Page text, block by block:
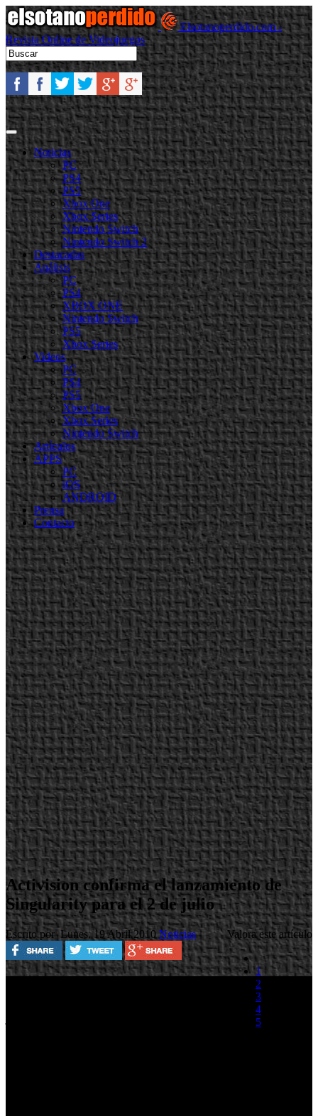
Elsotanoperdido.com -
Revista Online de Videojuegos
Noticias
PC
PS4
PS5
Xbox One
Xbox Series
Nintendo Switch
Nintendo Switch 2
Destacadas
Análisis
PC
PS4
XBOX ONE
Nintendo Switch
PS5
Xbox Series
Videos
PC
PS4
PS5
Xbox One
Xbox Series
Nintendo Switch
Artículos
APPS
PC
iOS
ANDROID
Prensa
Contacto
Activision confirma el lanzamiento de
Singularity para el 2 de julio
Escrito porLunes, 19 Abril 2010Noticias Valora este artículo
1
2
3
4
5
Plataforma:PlayStation 3/Xbox 360/PC